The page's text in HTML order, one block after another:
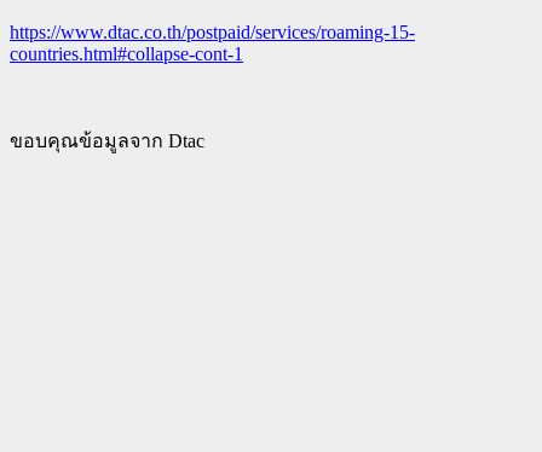
https://www.dtac.co.th/postpaid/services/roaming-15-
countries.html#collapse-cont-1
ขอบคุณข้อมูลจาก Dtac